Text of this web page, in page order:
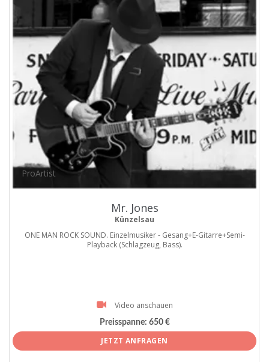
ProArtist
Mr. Jones
Künzelsau
ONE MAN ROCK SOUND. Einzelmusiker - Gesang+E-Gitarre+Semi-
Playback (Schlagzeug, Bass).
Video anschauen
Preisspanne: 650 €
JETZT ANFRAGEN